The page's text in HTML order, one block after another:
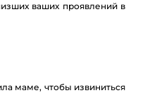
ваших проявлений в
маме, чтобы извиниться